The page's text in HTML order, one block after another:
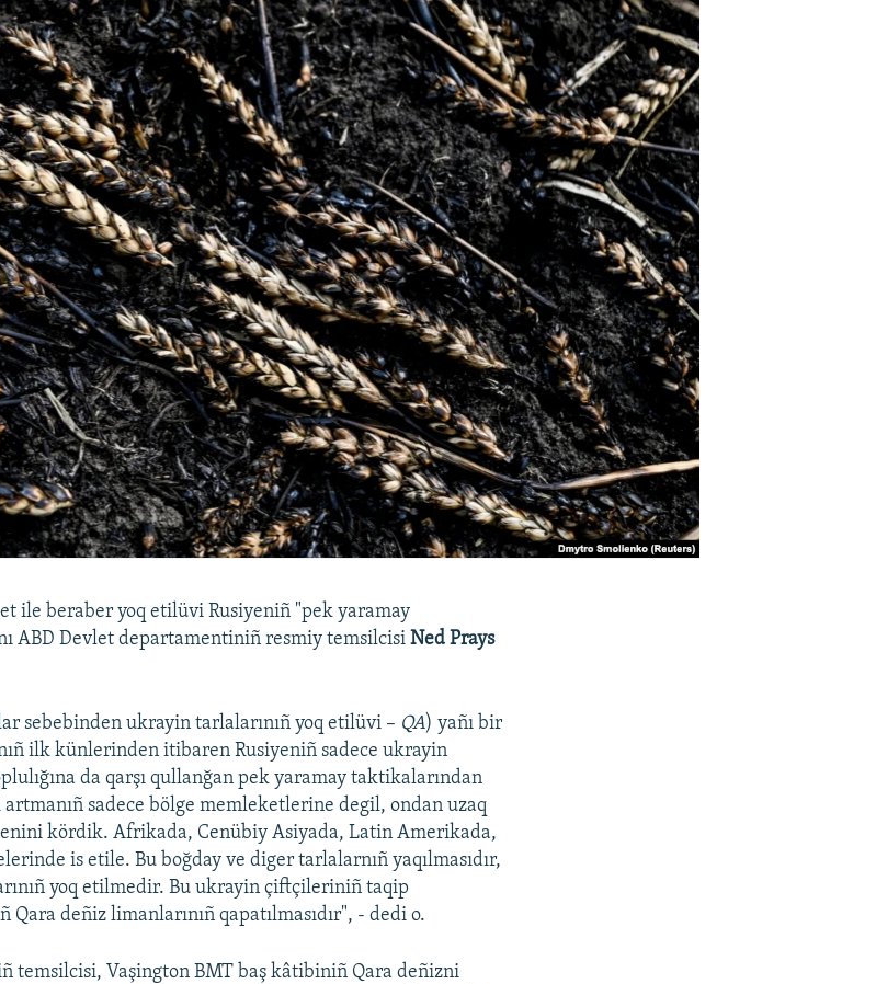
ile beraber yoq etilüvi Rusiyeniñ "pek yaramay
ABD Devlet departamentiniñ resmiy temsilcisiNed Prays
sebebinden ukrayin tarlalarınıñ yoq etilüvi – QA) yañı bir
ilk künlerinden itibaren Rusiyeniñ sadece ukrayin
da qarşı qullanğan pek yaramay taktikalarından
sadece bölge memleketlerine degil, ondan uzaq
kördik. Afrikada, Cenübiy Asiyada, Latin Amerikada,
is etile. Bu boğday ve diger tarlalarnıñ yaqılmasıdır,
yoq etilmedir. Bu ukrayin çiftçileriniñ taqip
deñiz limanlarınıñ qapatılmasıdır", - dedi o.
temsilcisi, Vaşington BMT baş kâtibiniñ Qara deñizni